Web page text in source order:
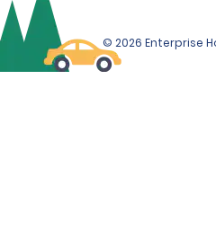
© 2026 Enterprise